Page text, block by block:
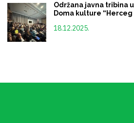
Održana javna tribina
Doma kulture “Herceg
18.12.2025.